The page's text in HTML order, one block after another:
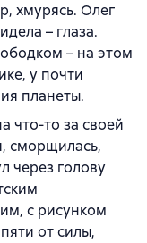
хмурясь. Олег
– глаза.
– на этом
у почти
планеты.
что-то за своей
сморщилась,
через голову
с рисунком
от силы,